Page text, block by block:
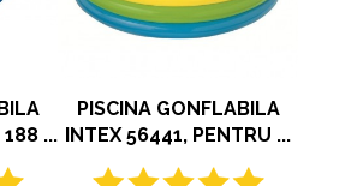
188 ...
PISCINA GONFLABILA
INTEX 56441, PENTRU ...